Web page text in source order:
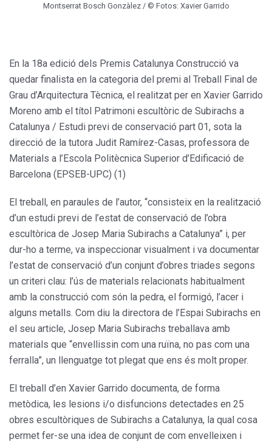
Montserrat Bosch Gonzàlez / © Fotos: Xavier Garrido
En la 18a edició dels Premis Catalunya Construcció va
quedar finalista en la categoria del premi al Treball Final de
Grau d’Arquitectura Tècnica, el realitzat per en Xavier Garrido
Moreno amb el títol Patrimoni escultòric de Subirachs a
Catalunya / Estudi previ de conservació part 01, sota la
direcció de la tutora Judit Ramírez-Casas, professora de
Materials a l’Escola Politècnica Superior d’Edificació de
Barcelona (EPSEB-UPC) (1)
El treball, en paraules de l’autor, “consisteix en la realització
d’un estudi previ de l’estat de conservació de l’obra
escultòrica de Josep Maria Subirachs a Catalunya” i, per
dur-ho a terme, va inspeccionar visualment i va documentar
l’estat de conservació d’un conjunt d’obres triades segons
un criteri clau: l’ús de materials relacionats habitualment
amb la construcció com són la pedra, el formigó, l’acer i
alguns metalls. Com diu la directora de l’Espai Subirachs en
el seu article, Josep Maria Subirachs treballava amb
materials que “envellissin com una ruïna, no pas com una
ferralla”, un llenguatge tot plegat que ens és molt proper.
El treball d’en Xavier Garrido documenta, de forma
metòdica, les lesions i/o disfuncions detectades en 25
obres escultòriques de Subirachs a Catalunya, la qual cosa
permet fer-se una idea de conjunt de com envelleixen i